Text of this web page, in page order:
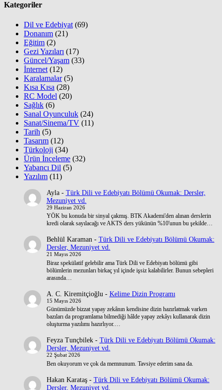
Kategoriler
Dil ve Edebiyat (69)
Donanım (21)
Eğitim (2)
Gezi Yazıları (17)
Güncel/Yaşam (33)
İnternet (12)
Karalamalar(5)
Kısa Kısa (28)
RC Model (20)
Sağlık (6)
Sanal Oyunculuk (24)
Sanat/Sinema/TV (11)
Tarih (5)
Tasarım (12)
Türkoloji (34)
Ürün İnceleme (32)
Yabancı Dil (5)
Yazılım (11)
Ayla- Türk Dili ve Edebiyatı Bölümü Okumak: Dersler,
Mezuniyet vd.
29 Haziran 2026
YÖK bu konuda bir sinyal çakmış. BTK Akademi'den alınan derslerin
kredi olarak sayılacağı ve AKTS ders yükünün %10'unun bu şekilde…
Behlül Karaman- Türk Dili ve Edebiyatı Bölümü Okumak:
Dersler, Mezuniyet vd.
21 Mayıs 2026
Biraz spekülatif gelebilir ama Türk Dili ve Edebiyatı bölümü gibi
bölümlerin mezunları birkaç yıl içinde işsiz kalabilirler. Bunun sebepleri
arasında…
A. C. Kiremitçioğlu - Kelime Dizin Programı
15 Mayıs 2026
Günümüzde bizzat yapay zekânın kendisine dizin hazırlatmak varken
bazıları da programlama bilmediği hâlde yapay zekâyı kullanarak dizin
oluşturma yazılımı hazırlıyor.…
Feyza Tunçbilek- Türk Dili ve Edebiyatı Bölümü Okumak:
Dersler, Mezuniyet vd.
22 Şubat 2026
Ben okuyorum ve çok da memnunum. Tavsiye ederim sana da.
Hakan Karataş- Türk Dili ve Edebiyatı Bölümü Okumak:
Dersler, Mezuniyet vd.